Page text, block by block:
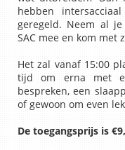
hebben
geregeld. Neem al
SAC mee en kom met
Het zal vanaf 15:00
tijd om erna met
bespreken, een
of gewoon om even
De toegangsprijs is